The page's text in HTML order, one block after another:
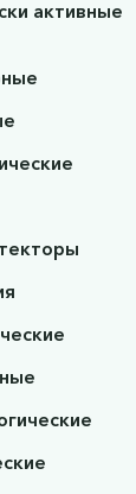
активные